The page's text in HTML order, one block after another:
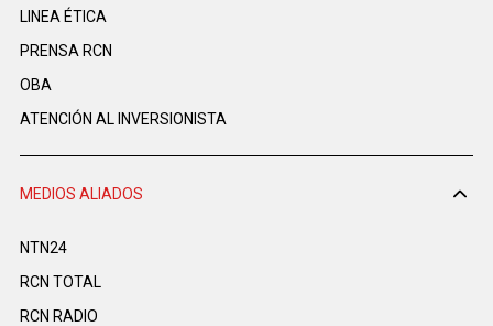
LINEA ÉTICA
PRENSA RCN
OBA
ATENCIÓN AL INVERSIONISTA
MEDIOS ALIADOS
NTN24
RCN TOTAL
RCN RADIO